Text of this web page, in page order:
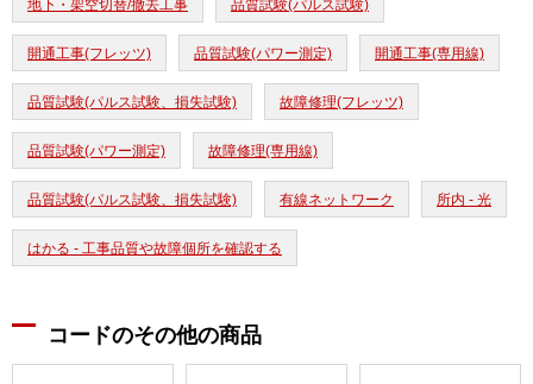
地下・架空切替/撤去工事 品質試験(パルス試験)
開通工事(フレッツ) 品質試験(パワー測定) 開通工事(専用線)
品質試験(パルス試験、損失試験) 故障修理(フレッツ)
品質試験(パワー測定) 故障修理(専用線)
品質試験(パルス試験、損失試験) 有線ネットワーク 所内 - 光
はかる - 工事品質や故障個所を確認する
コードのその他の商品